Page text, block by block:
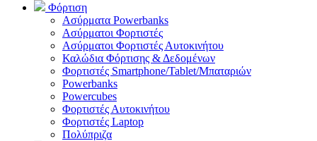
Φόρτιση
Ασύρματα Powerbanks
Aσύρματοι Φορτιστές
Ασύρματοι Φορτιστές Αυτοκινήτου
Καλώδια Φόρτισης & Δεδομένων
Φορτιστές Smartphone/Tablet/Μπαταριών
Powerbanks
Powercubes
Φορτιστές Αυτοκινήτου
Φορτιστές Laptop
Πολύπριζα